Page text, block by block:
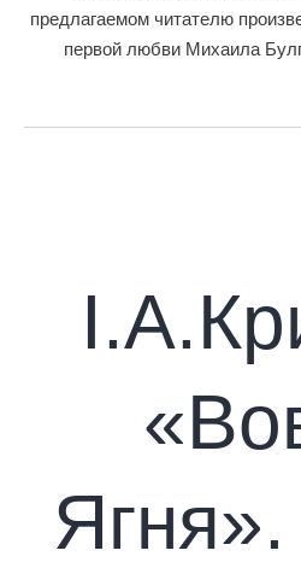
предлагаемом читателю
первой любви Михаила